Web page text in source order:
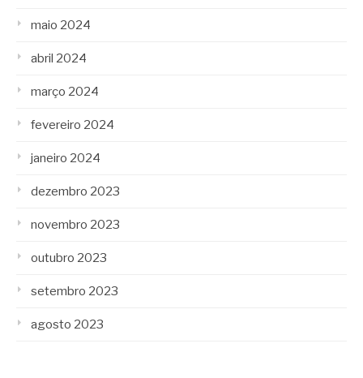
maio 2024
abril 2024
março 2024
fevereiro 2024
janeiro 2024
dezembro 2023
novembro 2023
outubro 2023
setembro 2023
agosto 2023